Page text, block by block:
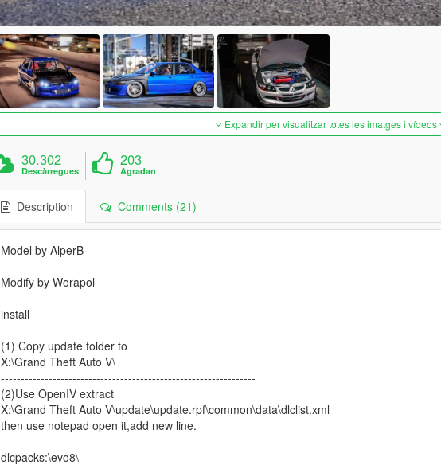
Expandir per visualitzar totes les imatges i vídeos
30.302
Descàrregues
203
Agradan
Description Comments (21)
Model by AlperB
Modify by Worapol
install
(1) Copy update folder to
X:\Grand Theft Auto V\
----------------------------------------------------------------
(2)Use OpenIV extract
X:\Grand Theft Auto V\update\update.rpf\common\data\dlclist.xml
then use notepad open it,add new line.
dlcpacks:\evo8\